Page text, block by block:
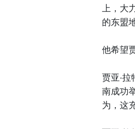
上，大
的东盟
他希望
贾亚·
南成功
为，这